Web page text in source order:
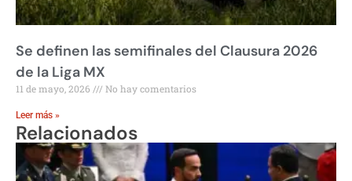
Se definen las semifinales del Clausura 2026
de la Liga MX
11 de mayo, 2026 No hay comentarios
Leer más »
Relacionados